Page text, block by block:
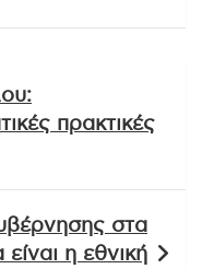
πρακτικές
στα
η εθνική